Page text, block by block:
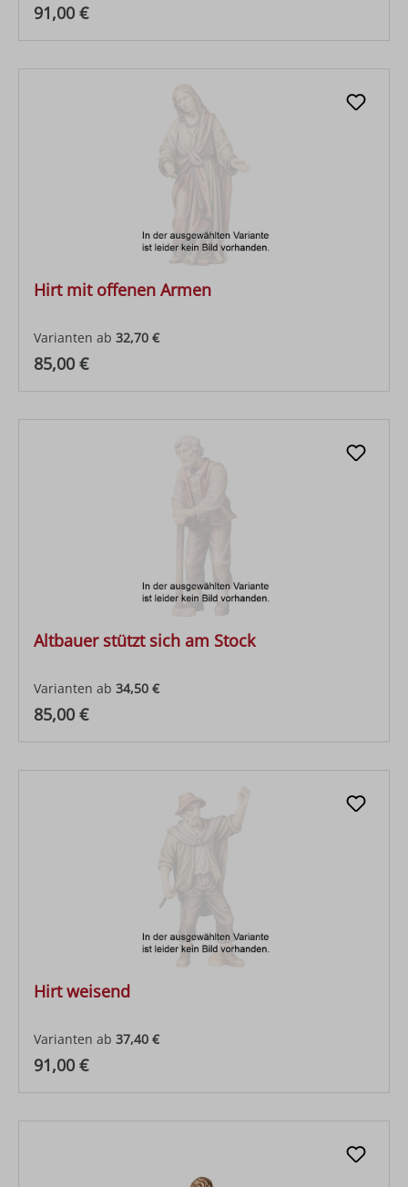
Regulärer Preis:
91,00 €
Hirt mit offenen Armen
Varianten ab 32,70 €
Regulärer Preis:
85,00 €
Altbauer stützt sich am Stock
Varianten ab 34,50 €
Regulärer Preis:
85,00 €
Hirt weisend
Varianten ab 37,40 €
Regulärer Preis:
91,00 €